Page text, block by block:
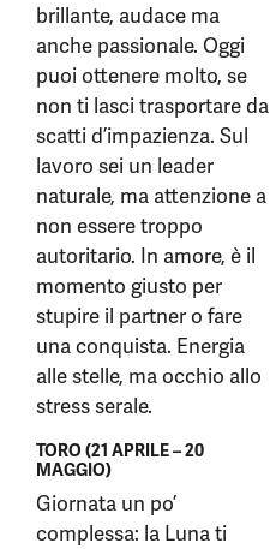
brillante, audace ma
anche passionale. Oggi
puoi ottenere molto, se
non ti lasci trasportare da
scatti d’impazienza. Sul
lavoro sei un leader
naturale, ma attenzione a
non essere troppo
autoritario. In amore, è il
momento giusto per
stupire il partner o fare
una conquista. Energia
alle stelle, ma occhio allo
stress serale.
TORO (21 APRILE – 20
MAGGIO)
Giornata un po’
complessa: la Luna ti